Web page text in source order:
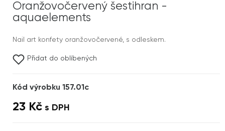
Oranžovočervený šestihran -
aquaelements
Nail art konfety oranžovočervené, s odleskem.
Přidat do oblíbených
Kód výrobku 157.01c
23 Kč s DPH